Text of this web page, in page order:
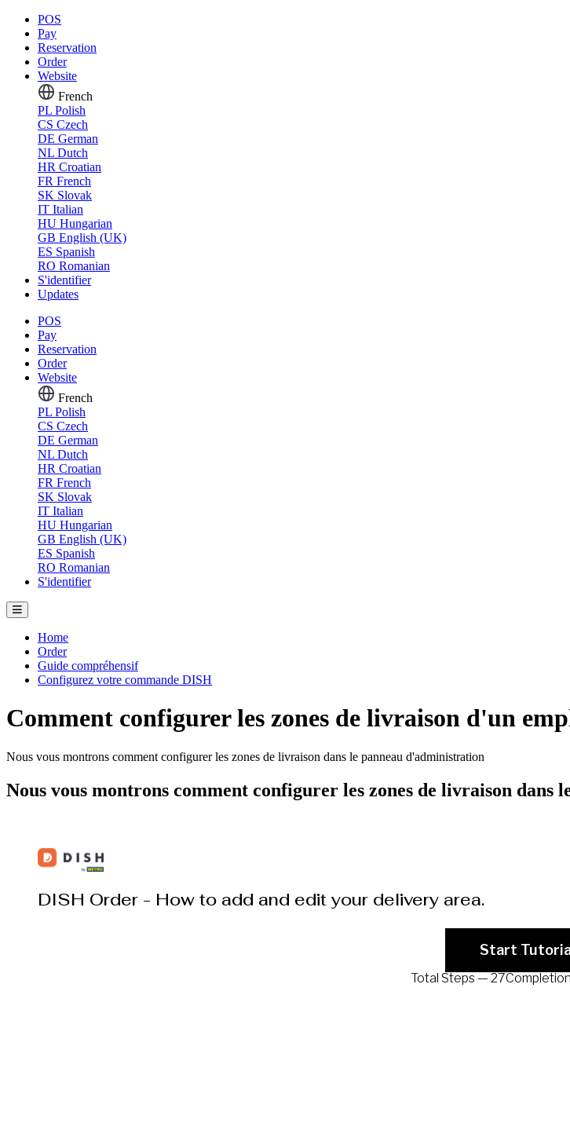
POS
Pay
Reservation
Order
Website
French
PL Polish
CS Czech
DE German
NL Dutch
HR Croatian
FR French
SK Slovak
IT Italian
HU Hungarian
GB English (UK)
ES Spanish
RO Romanian
S'identifier
Updates
POS
Pay
Reservation
Order
Website
French
PL Polish
CS Czech
DE German
NL Dutch
HR Croatian
FR French
SK Slovak
IT Italian
HU Hungarian
GB English (UK)
ES Spanish
RO Romanian
S'identifier
Home
Order
Guide compréhensif
Configurez votre commande DISH
Comment configurer les zones de livraison d'un
Nous vous montrons comment configurer les zones de livraison dans le panneau d'administration
Nous vous montrons comment configurer les zones de livraison dans